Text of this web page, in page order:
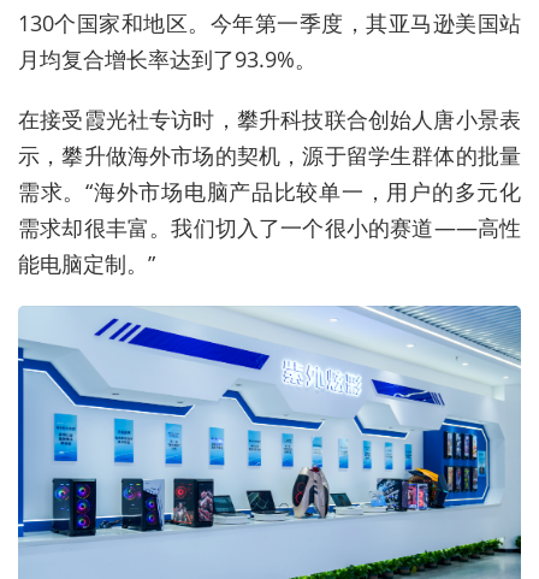
130个国家和地区。今年第一季度，其亚马逊美国站
月均复合增长率达到了93.9%。
在接受霞光社专访时，攀升科技联合创始人唐小景表
示，攀升做海外市场的契机，源于留学生群体的批量
需求。“海外市场电脑产品比较单一，用户的多元化
需求却很丰富。我们切入了一个很小的赛道——高性
能电脑定制。”